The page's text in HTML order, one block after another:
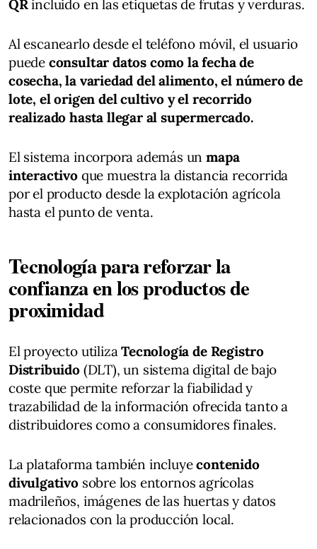
QRincluido en las etiquetas de frutas y verduras.
Al escanearlo desde el teléfono móvil, el usuario
puede consultar datos como la fecha de
cosecha, la variedad del alimento, el número de
lote, el origen del cultivo y el recorrido
realizado hasta llegar al supermercado.
El sistema incorpora además unmapa
interactivoque muestra la distancia recorrida
por el producto desde la explotación agrícola
hasta el punto de venta.
Tecnología para reforzar la
confianza en los productos de
proximidad
El proyecto utilizaTecnología de Registro
Distribuido(DLT), un sistema digital de bajo
coste que permite reforzar la fiabilidad y
trazabilidad de la información ofrecida tanto a
distribuidores como a consumidores finales.
La plataforma también incluyecontenido
divulgativosobre los entornos agrícolas
madrileños, imágenes de las huertas y datos
relacionados con la producción local.